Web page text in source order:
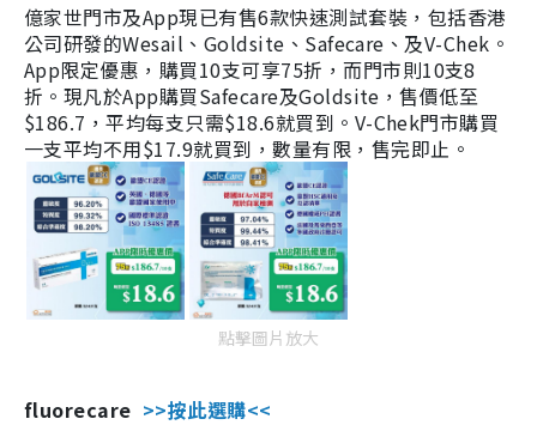
億家世門市及App現已有售6款快速測試套裝，包括香港
公司研發的Wesail、Goldsite、Safecare、及V-Chek。
App限定優惠，購買10支可享75折，而門市則10支8
折。現凡於App購買Safecare及Goldsite，售價低至
$186.7，平均每支只需$18.6就買到。V-Chek門市購買
一支平均不用$17.9就買到，數量有限，售完即止。
點擊圖片放大
fluorecare >>按此選購<<